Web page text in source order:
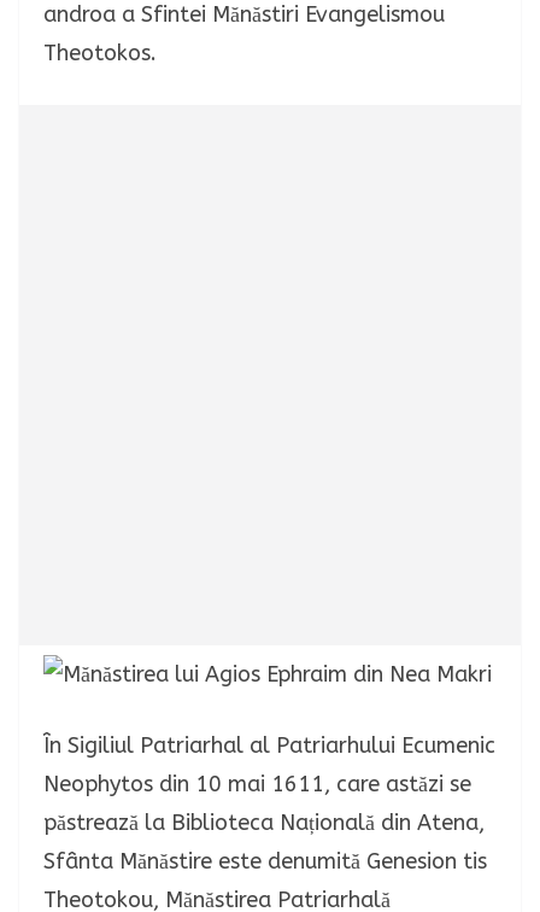
androa a Sfintei Mănăstiri Evangelismou
Theotokos.
În Sigiliul Patriarhal al Patriarhului Ecumenic
Neophytos din 10 mai 1611, care astăzi se
păstrează la Biblioteca Națională din Atena,
Sfânta Mănăstire este denumită Genesion tis
Theotokou, Mănăstirea Patriarhală